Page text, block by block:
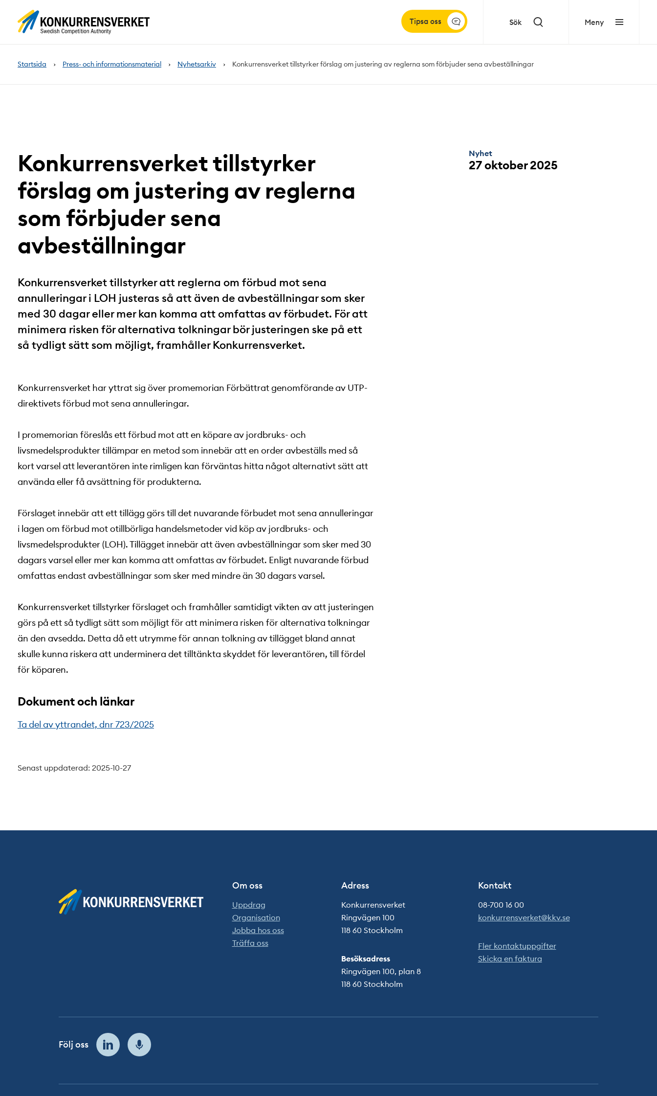
Tipsa oss Sök Meny
Startsida Press- och informationsmaterial Nyhetsarkiv Konkurrensverket tillstyrker förslag om justering av reglerna som förbjuder sena avbeställningar
Konkurrensverket tillstyrker
förslag om justering av reglerna
som förbjuder sena
avbeställningar
Konkurrensverket tillstyrker att reglerna om förbud mot sena
annulleringar i LOH justeras så att även de avbeställningar som sker
med 30 dagar eller mer kan komma att omfattas av förbudet. För att
minimera risken för alternativa tolkningar bör justeringen ske på ett
så tydligt sätt som möjligt, framhåller Konkurrensverket.
Konkurrensverket har yttrat sig över promemorian Förbättrat genomförande av UTP-
direktivets förbud mot sena annulleringar.
I promemorian föreslås ett förbud mot att en köpare av jordbruks- och
livsmedelsprodukter tillämpar en metod som innebär att en order avbeställs med så
kort varsel att leverantören inte rimligen kan förväntas hitta något alternativt sätt att
använda eller få avsättning för produkterna.
Förslaget innebär att ett tillägg görs till det nuvarande förbudet mot sena annulleringar
i lagen om förbud mot otillbörliga handelsmetoder vid köp av jordbruks- och
livsmedelsprodukter (LOH). Tillägget innebär att även avbeställningar som sker med 30
dagars varsel eller mer kan komma att omfattas av förbudet. Enligt nuvarande förbud
omfattas endast avbeställningar som sker med mindre än 30 dagars varsel.
Konkurrensverket tillstyrker förslaget och framhåller samtidigt vikten av att justeringen
görs på ett så tydligt sätt som möjligt för att minimera risken för alternativa tolkningar
än den avsedda. Detta då ett utrymme för annan tolkning av tillägget bland annat
skulle kunna riskera att underminera det tilltänkta skyddet för leverantören, till fördel
för köparen.
Dokument och länkar
Ta del av yttrandet, dnr 723/2025
Senast uppdaterad: 2025-10-27
Nyhet
27 oktober 2025
Om oss
Uppdrag
Organisation
Jobba hos oss
Träffa oss
Adress
Konkurrensverket
Ringvägen 100
118 60 Stockholm
Besöksadress
Ringvägen 100, plan 8
118 60 Stockholm
Kontakt
08-700 16 00
konkurrensverket@kkv.se
Fler kontaktuppgifter
Skicka en faktura
Följ oss